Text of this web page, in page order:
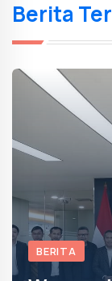
Berita
BERITA